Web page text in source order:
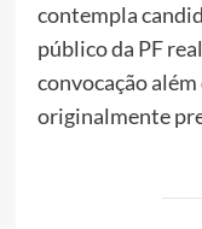
contempla
público da PF
convocação
originalmente